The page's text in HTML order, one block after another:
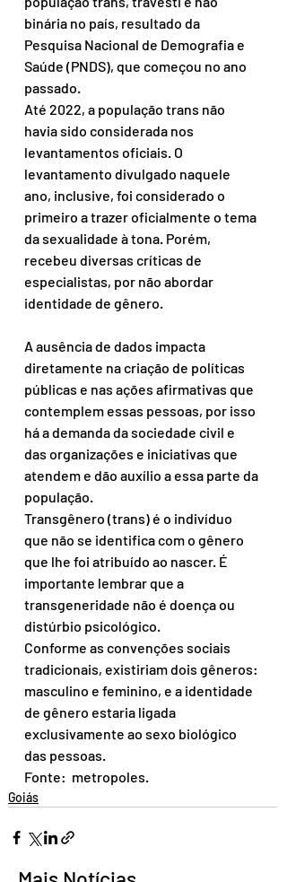
binária no país, resultado da
Pesquisa Nacional de Demografia e
Saúde (PNDS), que começou no ano
passado.
Até 2022, a população trans não
havia sido considerada nos
levantamentos oficiais. O
levantamento divulgado naquele
ano, inclusive, foi considerado o
primeiro a trazer oficialmente o tema
da sexualidade à tona. Porém,
recebeu diversas críticas de
especialistas, por não abordar
identidade de gênero.
A ausência de dados impacta
diretamente na criação de políticas
públicas e nas ações afirmativas que
contemplem essas pessoas, por isso
há a demanda da sociedade civil e
das organizações e iniciativas que
atendem e dão auxílio a essa parte da
população.
Transgênero (trans) é o indivíduo
que não se identifica com o gênero
que lhe foi atribuído ao nascer. É
importante lembrar que a
transgeneridade não é doença ou
distúrbio psicológico.
Conforme as convenções sociais
tradicionais, existiriam dois gêneros:
masculino e feminino, e a identidade
de gênero estaria ligada
exclusivamente ao sexo biológico
das pessoas.
Fonte:  metropoles.
Goiás